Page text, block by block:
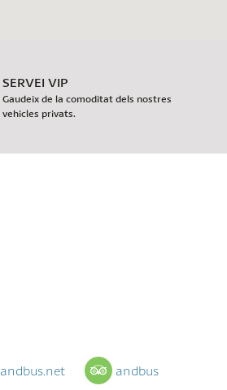
SERVEI VIP
Gaudeix de la comoditat dels nostres
vehicles privats.
andbus.net andbus